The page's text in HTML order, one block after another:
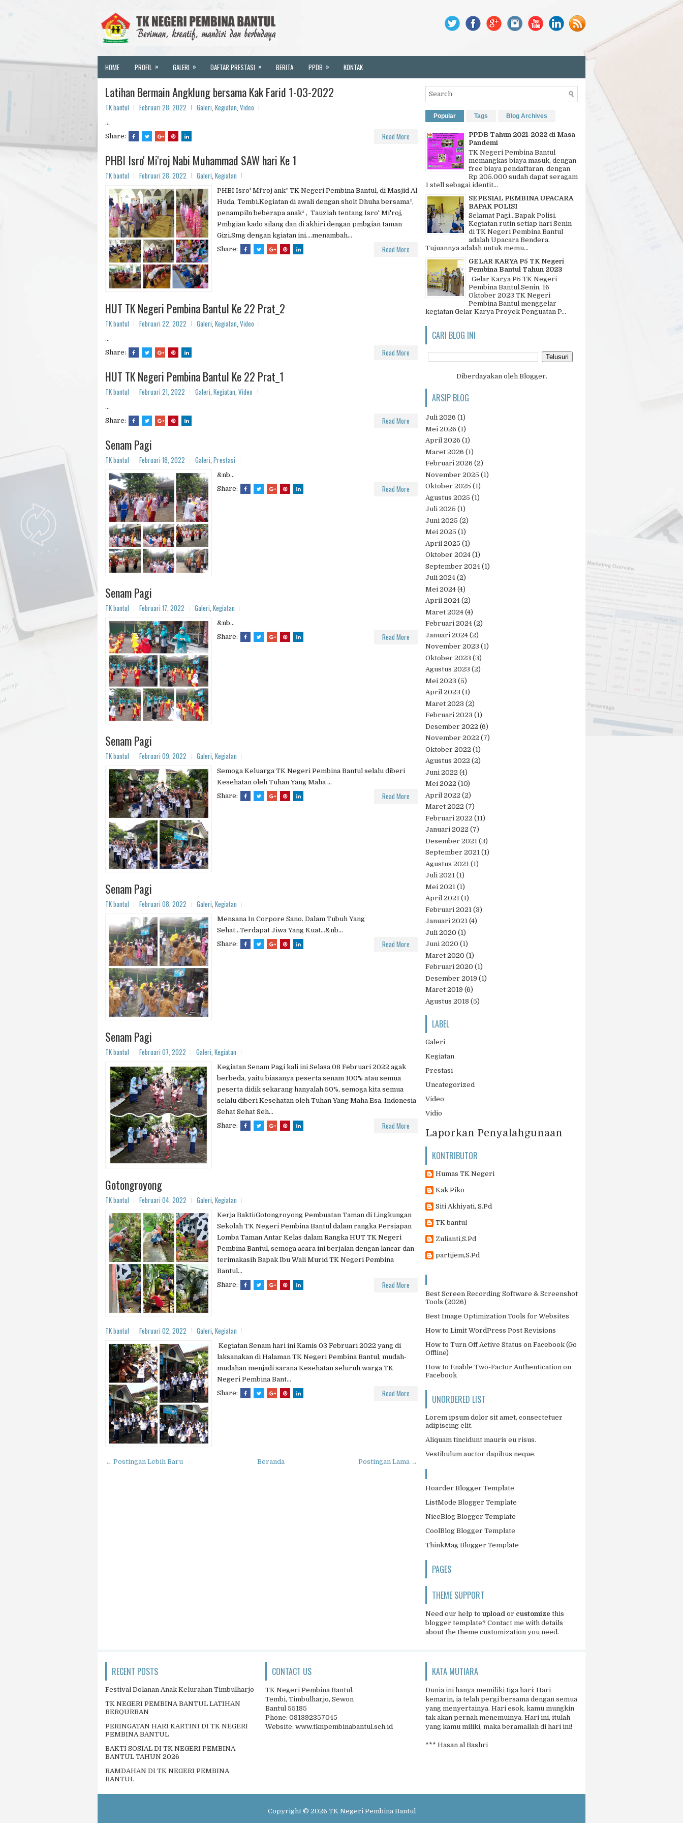
HOME PROFIL » GALERI » DAFTAR PRESTASI » BERITA PPDB » KONTAK
Latihan Bermain Angklung bersama Kak Farid 1-03-2022
TK bantul Februari 28, 2022 Galeri, Kegiatan, Video
...
Share:
Read More
PHBI Isro' Mi'roj Nabi Muhammad SAW hari Ke 1
TK bantul Februari 28, 2022 Galeri, Kegiatan
PHBI Isro' Mi'roj ank² TK Negeri Pembina Bantul, di Masjid Al
Huda, Tembi.Kegiatan di awali dengan sholt Dhuha bersama²,
penampiln beberapa anak² , Tauziah tentang Isro' Mi'roj,
Pmbgian kado silang dan di akhiri dengan pmbgian taman
Gizi.Smg dengan kgiatan ini....menambah...
Share:
Read More
HUT TK Negeri Pembina Bantul Ke 22 Prat_2
TK bantul Februari 22, 2022 Galeri, Kegiatan, Video
...
Share:
Read More
HUT TK Negeri Pembina Bantul Ke 22 Prat_1
TK bantul Februari 21, 2022 Galeri, Kegiatan, Video
...
Share:
Read More
Senam Pagi
TK bantul Februari 18, 2022 Galeri, Prestasi
&nb...
Share:
Read More
Senam Pagi
TK bantul Februari 17, 2022 Galeri, Kegiatan
&nb...
Share:
Read More
Senam Pagi
TK bantul Februari 09, 2022 Galeri, Kegiatan
Semoga Keluarga TK Negeri Pembina Bantul selalu diberi
Kesehatan oleh Tuhan Yang Maha ...
Share:
Read More
Senam Pagi
TK bantul Februari 08, 2022 Galeri, Kegiatan
Mensana In Corpore Sano. Dalam Tubuh Yang
Sehat...Terdapat Jiwa Yang Kuat...&nb...
Share:
Read More
Senam Pagi
TK bantul Februari 07, 2022 Galeri, Kegiatan
Kegiatan Senam Pagi kali ini Selasa 08 Februari 2022 agak
berbeda, yaitu biasanya peserta senam 100% atau semua
peserta didik sekarang hanyalah 50%, semoga kita semua
selalu diberi Kesehatan oleh Tuhan Yang Maha Esa. Indonesia
Sehat Sehat Seh...
Share:
Read More
Gotongroyong
TK bantul Februari 04, 2022 Galeri, Kegiatan
Kerja Bakti/Gotongroyong Pembuatan Taman di Lingkungan
Sekolah TK Negeri Pembina Bantul dalam rangka Persiapan
Lomba Taman Antar Kelas dalam Rangka HUT TK Negeri
Pembina Bantul, semoga acara ini berjalan dengan lancar dan
terimakasih Bapak Ibu Wali Murid TK Negeri Pembina
Bantul...
Share:
Read More
TK bantul Februari 02, 2022 Galeri, Kegiatan
Kegiatan Senam hari ini Kamis 03 Februari 2022 yang di
laksanakan di Halaman TK Negeri Pembina Bantul, mudah-
mudahan menjadi sarana Kesehatan seluruh warga TK
Negeri Pembina Bant...
Share:
Read More
← Postingan Lebih Baru Postingan Lama →
Beranda
Popular Tags Blog Archives
PPDB Tahun 2021-2022 di Masa
Pandemi
TK Negeri Pembina Bantul
memangkas biaya masuk, dengan
free biaya pendaftaran, dengan
Rp 205.000 sudah dapat seragam
1 stell sebagai identit...
SEPESIAL PEMBINA UPACARA
BAPAK POLISI
Selamat Pagi…Bapak Polisi.
Kegiatan rutin setiap hari Senin
di TK Negeri Pembina Bantul
adalah Upacara Bendera.
Tujuannya adalah untuk memu...
GELAR KARYA P5 TK Negeri
Pembina Bantul Tahun 2023
Gelar Karya P5 TK Negeri
Pembina Bantul.Senin, 16
Oktober 2023 TK Negeri
Pembina Bantul menggelar
kegiatan Gelar Karya Proyek Penguatan P...
CARI BLOG INI
Diberdayakan oleh Blogger.
ARSIP BLOG
Juli 2026 (1)
Mei 2026 (1)
April 2026 (1)
Maret 2026 (1)
Februari 2026 (2)
November 2025 (1)
Oktober 2025 (1)
Agustus 2025 (1)
Juli 2025 (1)
Juni 2025 (2)
Mei 2025 (1)
April 2025 (1)
Oktober 2024 (1)
September 2024 (1)
Juli 2024 (2)
Mei 2024 (4)
April 2024 (2)
Maret 2024 (4)
Februari 2024 (2)
Januari 2024 (2)
November 2023 (1)
Oktober 2023 (3)
Agustus 2023 (2)
Mei 2023 (5)
April 2023 (1)
Maret 2023 (2)
Februari 2023 (1)
Desember 2022 (6)
November 2022 (7)
Oktober 2022 (1)
Agustus 2022 (2)
Juni 2022 (4)
Mei 2022 (10)
April 2022 (2)
Maret 2022 (7)
Februari 2022 (11)
Januari 2022 (7)
Desember 2021 (3)
September 2021 (1)
Agustus 2021 (1)
Juli 2021 (1)
Mei 2021 (1)
April 2021 (1)
Februari 2021 (3)
Januari 2021 (4)
Juli 2020 (1)
Juni 2020 (1)
Maret 2020 (1)
Februari 2020 (1)
Desember 2019 (1)
Maret 2019 (6)
Agustus 2018 (5)
LABEL
Galeri
Kegiatan
Prestasi
Uncategorized
Video
Vidio
Laporkan Penyalahgunaan
KONTRIBUTOR
Humas TK Negeri
Kak Piko
Siti Akhiyati, S.Pd
TK bantul
Zulianti,S.Pd
partijem,S.Pd
Best Screen Recording Software & Screenshot
Tools (2026)
Best Image Optimization Tools for Websites
How to Limit WordPress Post Revisions
How to Turn Off Active Status on Facebook (Go
Offline)
How to Enable Two-Factor Authentication on
Facebook
UNORDERED LIST
Lorem ipsum dolor sit amet, consectetuer
adipiscing elit.
Aliquam tincidunt mauris eu risus.
Vestibulum auctor dapibus neque.
Hoarder Blogger Template
ListMode Blogger Template
NiceBlog Blogger Template
CoolBlog Blogger Template
ThinkMag Blogger Template
PAGES
THEME SUPPORT
Need our help to upload or customize this
blogger template? Contact me with details
about the theme customization you need.
RECENT POSTS
Festival Dolanan Anak Kelurahan Timbulharjo
TK NEGERI PEMBINA BANTUL LATIHAN
BERQURBAN
PERINGATAN HARI KARTINI DI TK NEGERI
PEMBINA BANTUL
BAKTI SOSIAL DI TK NEGERI PEMBINA
BANTUL TAHUN 2026
RAMDAHAN DI TK NEGERI PEMBINA
BANTUL
CONTACT US
TK Negeri Pembina Bantul.
Tembi, Timbulharjo, Sewon
Bantul 55185
Phone: 081392357045
Website: www.tknpembinabantul.sch.id
KATA MUTIARA
Dunia ini hanya memiliki tiga hari: Hari
kemarin, ia telah pergi bersama dengan semua
yang menyertainya. Hari esok, kamu mungkin
tak akan pernah menemuinya. Hari ini, itulah
yang kamu miliki, maka beramallah di hari ini!
*** Hasan al Bashri
Copyright © 2026 TK Negeri Pembina Bantul